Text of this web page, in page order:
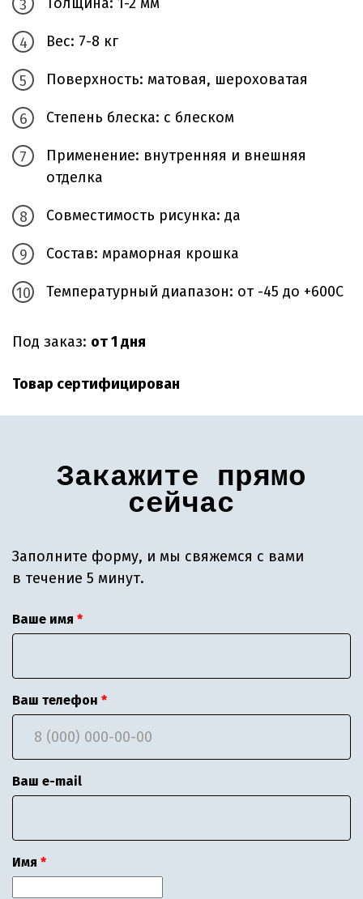
Вес: 7-8 кг
Поверхность: матовая, шероховатая
Степень блеска: с блеском
Применение: внутренняя и внешняя
отделка
Совместимость рисунка: да
Состав: мраморная крошка
Температурный диапазон: от -45 до +600С
Под заказ: от 1 дня
Товар сертифицирован
Закажите прямо
сейчас
Заполните форму, и мы свяжемся с вами
в течение 5 минут.
Ваше имя
Ваш телефон
Ваш e-mail
Имя